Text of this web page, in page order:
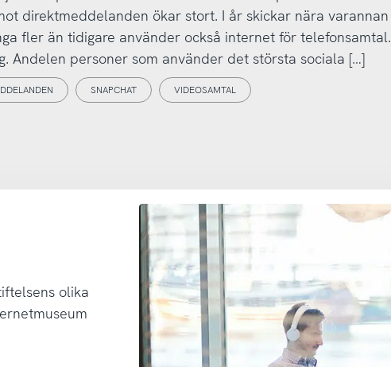
direktmeddelanden ökar stort. I år skickar nära varannan
fler än tidigare använder också internet för telefonsamtal.
Andelen personer som använder det största sociala […]
SNAPCHAT VIDEOSAMTAL
olika